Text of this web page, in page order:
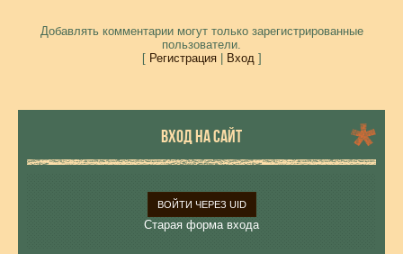
Добавлять комментарии могут только зарегистрированные
пользователи.
[ Регистрация| Вход]
ВХОД НА САЙТ
ВОЙТИ ЧЕРЕЗ UID
Старая форма входа